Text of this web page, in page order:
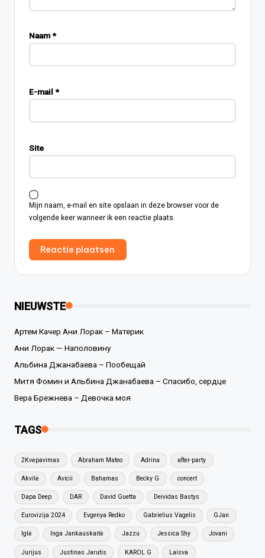
Naam*
E-mail *
Site
Mijn naam, e-mail en site opslaan in deze browser voor de
volgende keer wanneer ik een reactie plaats.
NIEUWSTE
Артем Качер Ани Лорак – Материк
Ани Лорак — Наполовину
Альбина Джанабаева – Пообещай
Митя Фомин и Альбина Джанабаева – Спасибо, сердце
Вера Брежнева – Девочка моя
TAGS
2Kvėpavimas Abraham Mateo Adrina after-party
Akvilė Avicii Bahamas Becky G concert
Dapa Deep DAR David Guetta Deividas Bastys
Eurovizija 2024 Evgenya Redko Gabrielius Vagelis GJan
Iglė Inga Jankauskaitė Jazzu Jessica Shy Jovani
Jurijus Justinas Jarutis KAROL G Laisva